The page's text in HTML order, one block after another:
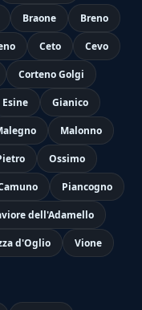
Braone Breno
Ceto Cevo
Corteno Golgi
Esine Gianico
Malonno
Ossimo
Piancogno
dell'Adamello
d'Oglio Vione